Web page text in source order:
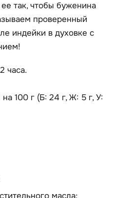
так, чтобы буженина
проверенный
индейки в духовке с
2 часа.
на 100 г (Б: 24 г, Ж: 5 г, У:
масла;